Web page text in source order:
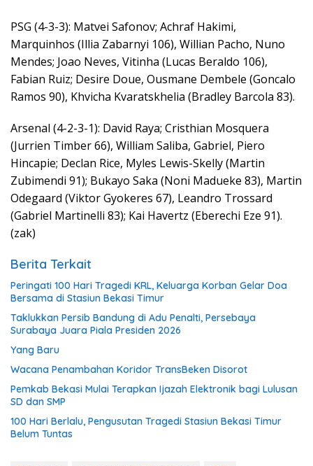
PSG (4-3-3): Matvei Safonov; Achraf Hakimi,
Marquinhos (Illia Zabarnyi 106), Willian Pacho, Nuno
Mendes; Joao Neves, Vitinha (Lucas Beraldo 106),
Fabian Ruiz; Desire Doue, Ousmane Dembele (Goncalo
Ramos 90), Khvicha Kvaratskhelia (Bradley Barcola 83).
Arsenal (4-2-3-1): David Raya; Cristhian Mosquera
(Jurrien Timber 66), William Saliba, Gabriel, Piero
Hincapie; Declan Rice, Myles Lewis-Skelly (Martin
Zubimendi 91); Bukayo Saka (Noni Madueke 83), Martin
Odegaard (Viktor Gyokeres 67), Leandro Trossard
(Gabriel Martinelli 83); Kai Havertz (Eberechi Eze 91).
(zak)
Berita Terkait
Peringati 100 Hari Tragedi KRL, Keluarga Korban Gelar Doa
Bersama di Stasiun Bekasi Timur
Taklukkan Persib Bandung di Adu Penalti, Persebaya
Surabaya Juara Piala Presiden 2026
Yang Baru
Wacana Penambahan Koridor TransBeken Disorot
Pemkab Bekasi Mulai Terapkan Ijazah Elektronik bagi Lulusan
SD dan SMP
100 Hari Berlalu, Pengusutan Tragedi Stasiun Bekasi Timur
Belum Tuntas